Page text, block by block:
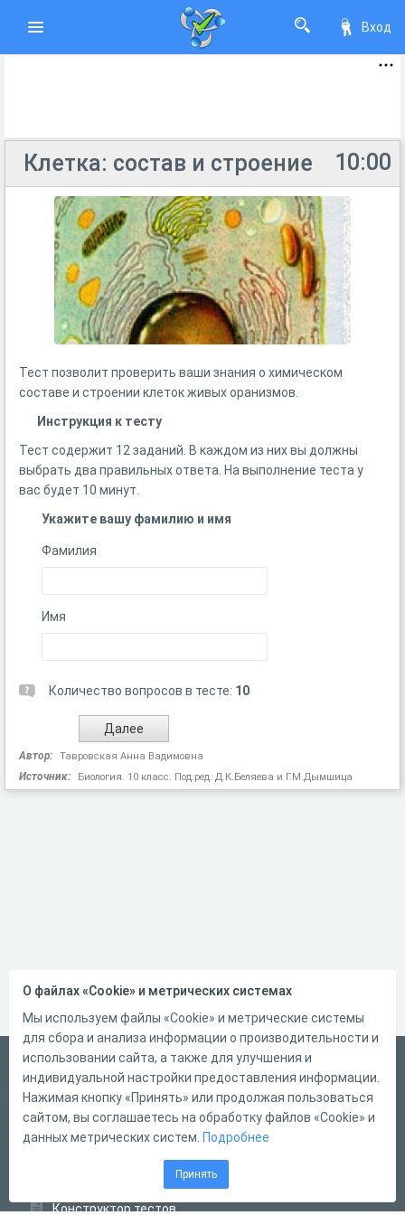
Вход
10:00
Клетка: состав и строение
Тест позволит проверить ваши знания о химическом
составе и строении клеток живых оранизмов.
Инструкция к тесту
Тест содержит 12 заданий. В каждом из них вы должны
выбрать два правильных ответа. На выполнение теста у
вас будет 10 минут.
Укажите вашу фамилию и имя
Фамилия
Имя
Количество вопросов в тесте: 10
Автор: Тавровская Анна Вадимовна
Источник: Биология. 10 класс. Под.ред. Д.К.Беляева и Г.М.Дымшица
Русский
Справка
Форма обратной связи
Конструктор тестов
О файлах «Cookie» и метрических системах
Мы используем файлы «Cookie» и метрические системы
для сбора и анализа информации о производительности и
использовании сайта, а также для улучшения и
индивидуальной настройки предоставления информации.
Нажимая кнопку «Принять» или продолжая пользоваться
сайтом, вы соглашаетесь на обработку файлов «Cookie» и
данных метрических систем. Подробнее
Принять